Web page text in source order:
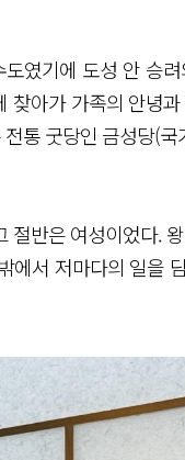
였기에 도성 안 승
찾아가 가족의 안녕
통 굿당인 금성당(
절반은 여성이었다.
에서 저마다의 일을